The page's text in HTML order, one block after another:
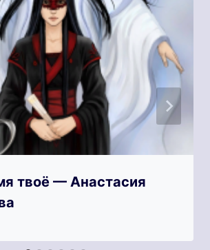
твоё — Анастасия